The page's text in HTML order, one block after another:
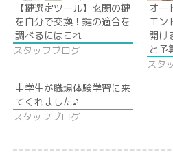
【鍵選定ツール】玄関の鍵
を自分で交換！鍵の適合を
調べるにはこれ
スタッフブログ
オー
エン
開け
と予
スタ
中学生が職場体験学習に来
てくれました♪
スタッフブログ